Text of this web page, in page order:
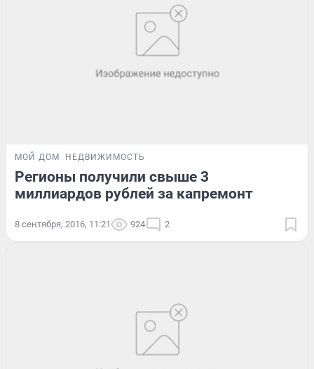
МОЙ ДОМ НЕДВИЖИМОСТЬ
Регионы получили свыше 3
миллиардов рублей за капремонт
8 сентября, 2016, 11:21 924 2